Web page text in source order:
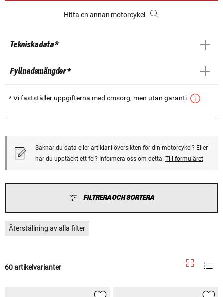
Hitta en annan motorcykel
Tekniska data *
Fyllnadsmängder *
* Vi fastställer uppgifterna med omsorg, men utan garanti
Saknar du data eller artiklar i översikten för din motorcykel? Eller
har du upptäckt ett fel? Informera oss om detta. Till formuläret
FILTRERA OCH SORTERA
Återställning av alla filter
60 artikelvarianter